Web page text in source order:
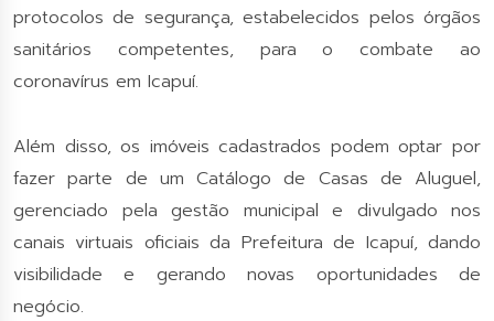
protocolos de segurança, estabelecidos pelos órgãos
sanitários competentes, para o combate ao
coronavírus em Icapuí.
Além disso, os imóveis cadastrados podem optar por
fazer parte de um Catálogo de Casas de Aluguel,
gerenciado pela gestão municipal e divulgado nos
canais virtuais oficiais da Prefeitura de Icapuí, dando
visibilidade e gerando novas oportunidades de
negócio.